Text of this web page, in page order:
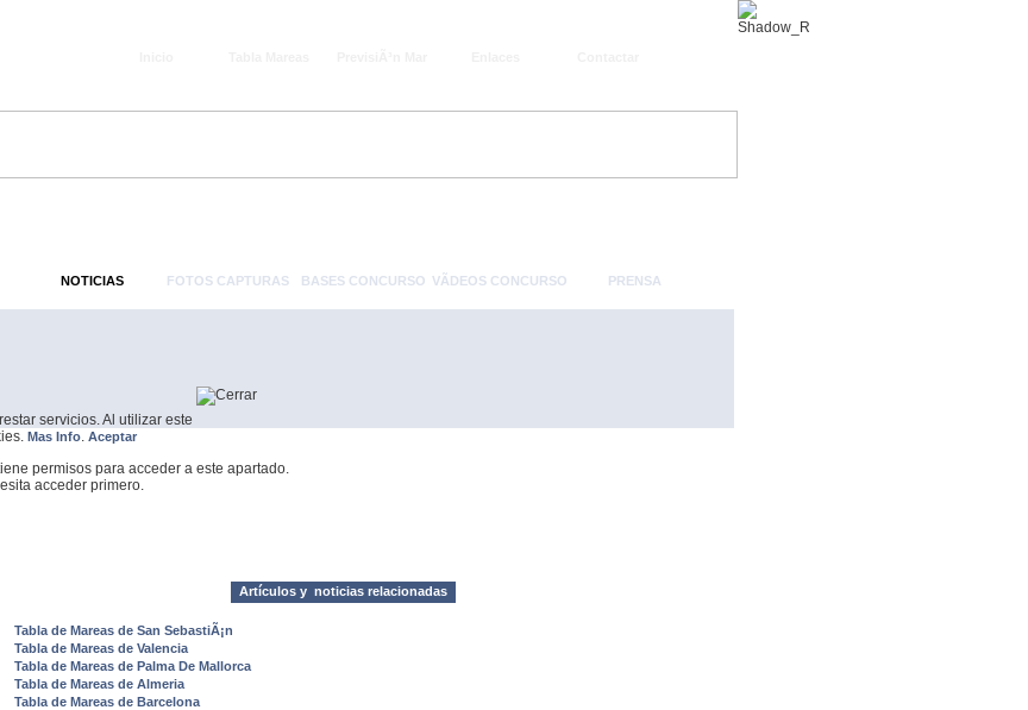
servicios. Al utilizar este
Mas Info. Aceptar
NOTICIAS FOTOS CAPTURAS BASES CONCURSO VÃ­DEOS CONCURSO PRENSA
permisos para acceder a este apartado.
acceder primero.
Artículos y noticias relacionadas
Tabla de Mareas de San SebastiÃ¡n
Tabla de Mareas de Valencia
Tabla de Mareas de Palma De Mallorca
Tabla de Mareas de Almeria
Tabla de Mareas de Barcelona